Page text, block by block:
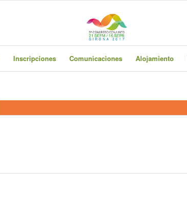
Inscripciones Comunicaciones Alojamiento